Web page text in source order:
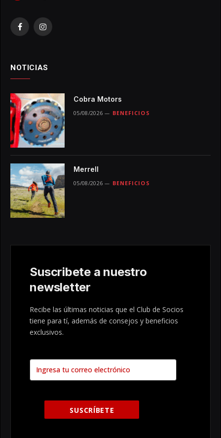
FacebookInstagram
NOTICIAS
Cobra Motors
05/08/2026 BENEFICIOS
Merrell
05/08/2026 BENEFICIOS
Suscribete a nuestro
newsletter
Recibe las últimas noticias que el Club de Socios
tiene para tí, además de consejos y beneficios
exclusivos.